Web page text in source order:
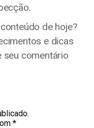
de hoje?
e dicas
seu comentário
*